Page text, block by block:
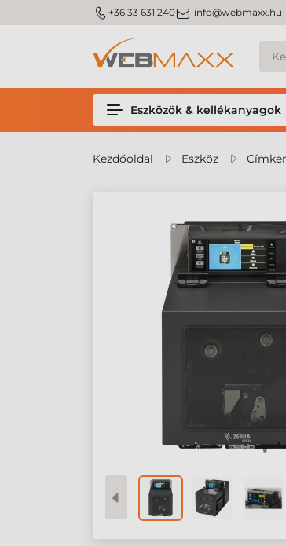
m_phone +36 33 631 240m_email info@webmaxx.hu
Eszközök & kellékanyagok
Kezdőoldal Eszköz